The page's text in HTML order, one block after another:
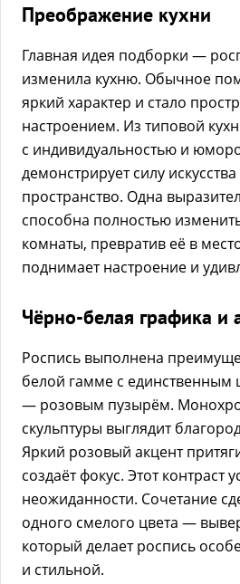
Преображение кухни
Главная идея подборки —
изменила кухню. Обычное
яркий характер и стало
настроением. Из типовой
с индивидуальностью и
демонстрирует силу
пространство. Одна
способна полностью
комнаты, превратив её в
поднимает настроение и
Чёрно-белая графика и
Роспись выполнена
белой гамме с единственным
— розовым пузырём.
скульптуры выглядит
Яркий розовый акцент
создаёт фокус. Этот контраст
неожиданности. Сочетание
одного смелого цвета —
который делает роспись
и стильной.